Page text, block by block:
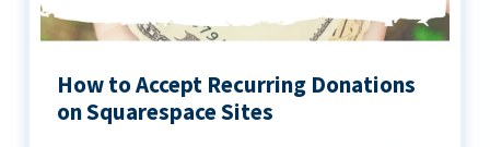
How to Accept Recurring Donations
on Squarespace Sites